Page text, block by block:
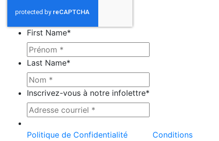
First Name*
Last Name*
Inscrivez-vous à notre infolettre*
Politique de Confidentialité
Conditions